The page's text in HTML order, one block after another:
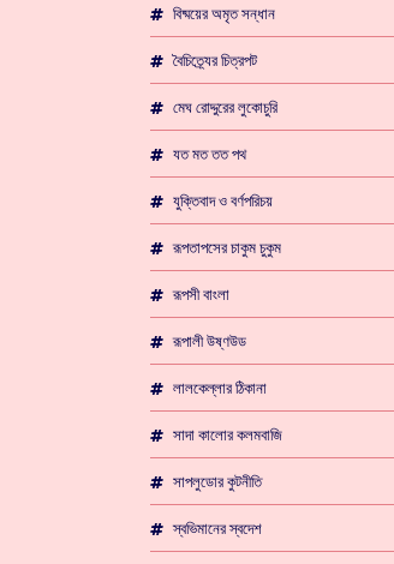
বিষ্ময়ের অমৃত সন্ধান
বৈচিত্র্যের চিত্রপট
মেঘ রোদ্দুরের লুকোচুরি
যত মত তত পথ
যুক্তিবাদ ও বর্ণপরিচয়
রূপতাপসের চাকুম চুকুম
রূপসী বাংলা
রূপালী উষ্ণউড
লালকেল্লার ঠিকানা
সাদা কালোর কলমবাজি
সাপলুডোর কুটনীতি
স্বভিমানের স্বদেশ